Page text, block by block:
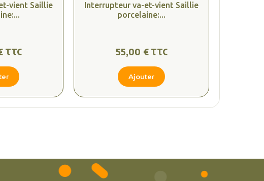
vient Saillie
TTC
Interrupteur va-et-vient Saillie
porcelaine:...
55,00 € TTC
Ajouter